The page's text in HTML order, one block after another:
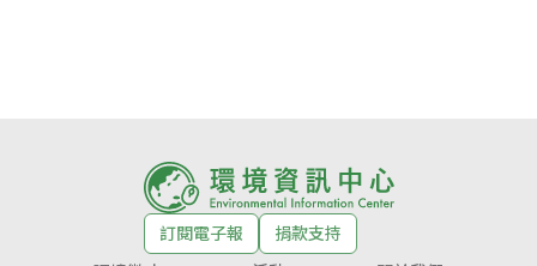
訂閱電子報
捐款支持